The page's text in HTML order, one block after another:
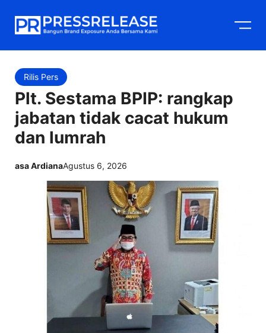
Rilis Pers
Plt. Sestama BPIP: rangkap
jabatan tidak cacat hukum
dan lumrah
asa ArdianaAgustus 6, 2026